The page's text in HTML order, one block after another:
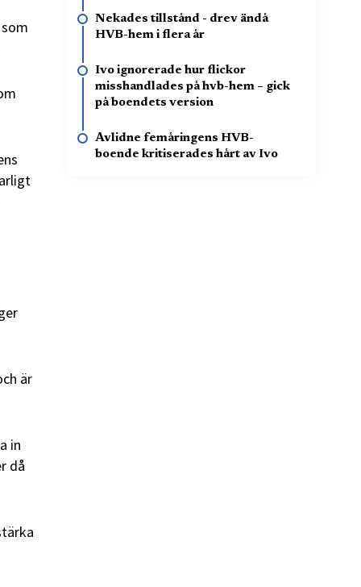
är
in
då
Nekades tillstånd - drev ändå
HVB-hem i flera år
Ivo ignorerade hur flickor
misshandlades på hvb-hem – gick
på boendets version
Avlidne femåringens HVB-
boende kritiserades hårt av Ivo